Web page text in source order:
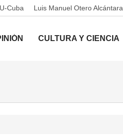
Cuba Luis Manuel Otero Alcántara
CULTURA Y CIENCIA